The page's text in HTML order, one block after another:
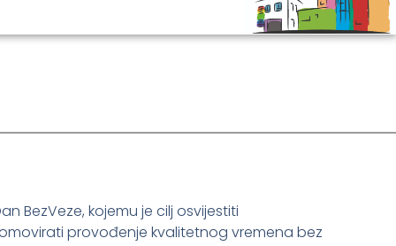
BezVeze, kojemu je cilj osvijestiti
provođenje kvalitetnog vremena bez